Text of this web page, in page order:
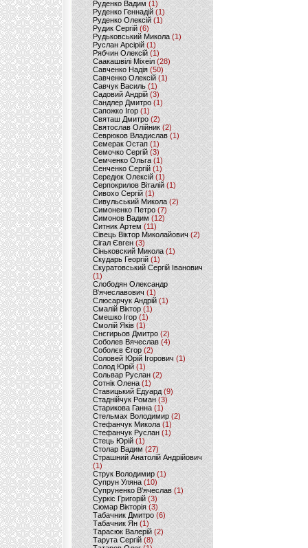
Руденко Вадим (1)
Руденко Геннадій (1)
Руденко Олексій(1)
Рудик Сергій(6)
Рудьковський Микола (1)
Руслан Арсірій(1)
Рябчин Олексій (1)
Саакашвілі Міхеіл(28)
Савченко Надія (50)
Савченко Олексій(1)
Савчук Василь (1)
Садовий Андрій (3)
Сандлер Дмитро(1)
Сапожко Ігор(1)
Святаш Дмитро (2)
Святослав Олійник (2)
Севрюков Владислав (1)
Семерак Остап (1)
Семочко Сергій (3)
Семченко Ольга (1)
Сенченко Сергій(1)
Середюк Олексій(1)
Серпокрилов Віталій(1)
Сивохо Сергій(1)
Сивульський Микола(2)
Симоненко Петро(7)
Симонов Вадим (12)
Ситник Артем(11)
Сівець Віктор Миколайович(2)
Сігал Євген (3)
Сіньковский Микола(1)
Скударь Георгій (1)
Скуратовський Сергій Іванович
(1)
Слободян Олександр
В'ячеславович(1)
Слюсарчук Андрій(1)
Смалій Віктор (1)
Смешко Ігор (1)
Смолій Яків (1)
Снєгирьов Дмитро (2)
Соболев Вячеслав (4)
Соболєв Єгор(2)
Соловей Юрій Ігорович (1)
Солод Юрій (1)
Сольвар Руслан (2)
Сотнік Олена(1)
Ставицький Едуард (9)
Стаднійчук Роман(3)
Старикова Ганна (1)
Стельмах Володимир(2)
Стефанчук Микола (1)
Стефанчук Руслан (1)
Стець Юрій (1)
Столар Вадим(27)
Страшний Анатолій Андрійович
(1)
Струк Володимир (1)
Супрун Уляна (10)
Супруненко В'ячеслав (1)
Суркіс Григорій (3)
Сюмар Вікторія (3)
Табачник Дмитро (6)
Табачник Ян(1)
Тарасюк Валерій (2)
Тарута Сергій (8)